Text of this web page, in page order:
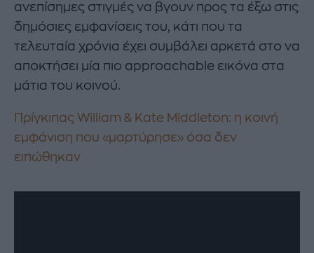
ανεπίσημες στιγμές να βγουν προς τα έξω στις
δημόσιες εμφανίσεις του, κάτι που τα
τελευταία χρόνια έχει συμβάλει αρκετά στο να
αποκτήσει μία πιο approachable εικόνα στα
μάτια του κοινού.
Πρίγκιπας William & Kate Middleton: η κοινή
εμφάνιση που «μαρτύρησε» όσα δεν
ειπώθηκαν